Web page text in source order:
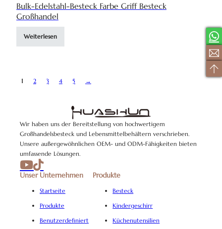
Bulk-Edelstahl-Besteck Farbe Griff Besteck
Großhandel
Weiterlesen
1 2 3 4 5 →
Wir haben uns der Bereitstellung von hochwertigem
Großhandelsbesteck und Lebensmittelbehältern verschrieben.
Unsere außergewöhnlichen OEM- und ODM-Fähigkeiten bieten
umfassende Lösungen.
Unser Unternehmen
Startseite
Produkte
Benutzerdefiniert
Produkte
Besteck
Kindergeschirr
Küchenutensilien